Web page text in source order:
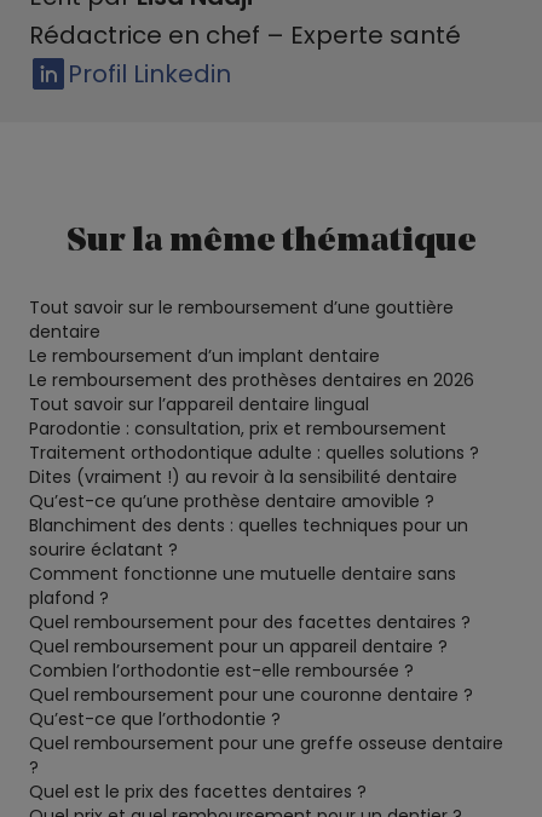
Rédactrice en chef – Experte santé
Profil Linkedin
Sur la même thématique
Tout savoir sur le remboursement d’une gouttière
dentaire
Le remboursement d’un implant dentaire
Le remboursement des prothèses dentaires en 2026
Tout savoir sur l’appareil dentaire lingual
Parodontie : consultation, prix et remboursement
Traitement orthodontique adulte : quelles solutions ?
Dites (vraiment !) au revoir à la sensibilité dentaire
Qu’est-ce qu’une prothèse dentaire amovible ?
Blanchiment des dents : quelles techniques pour un
sourire éclatant ?
Comment fonctionne une mutuelle dentaire sans
plafond ?
Quel remboursement pour des facettes dentaires ?
Quel remboursement pour un appareil dentaire ?
Combien l’orthodontie est-elle remboursée ?
Quel remboursement pour une couronne dentaire ?
Qu’est-ce que l’orthodontie ?
Quel remboursement pour une greffe osseuse dentaire
?
Quel est le prix des facettes dentaires ?